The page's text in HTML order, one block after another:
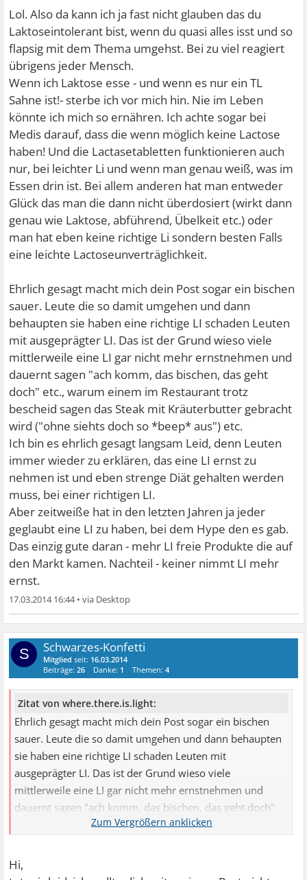
muss natürlich jeder selbst für sich entscheiden. Es gibt
mittlerweile ja auch Laktase zum kaufen, die man einfach
beim essen einwirft. Hilft wirklich gut.
Lol. Also da kann ich ja fast nicht glauben das du
Laktoseintolerant bist, wenn du quasi alles isst und so
flapsig mit dem Thema umgehst. Bei zu viel reagiert
übrigens jeder Mensch.
Wenn ich Laktose esse - und wenn es nur ein TL
Sahne ist!- sterbe ich vor mich hin. Nie im Leben
könnte ich mich so ernähren. Ich achte sogar bei
Medis darauf, dass die wenn möglich keine Lactose
haben! Und die Lactasetabletten funktionieren auch
nur, bei leichter Li und wenn man genau weiß, was im
Essen drin ist. Bei allem anderen hat man entweder
Glück das man die dann nicht überdosiert (wirkt dann
genau wie Laktose, abführend, Übelkeit etc.) oder
man hat eben keine richtige Li sondern besten Falls
eine leichte Lactoseunverträglichkeit.
Ehrlich gesagt macht mich dein Post sogar ein bischen
sauer. Leute die so damit umgehen und dann
behaupten sie haben eine richtige LI schaden Leuten
mit ausgeprägter LI. Das ist der Grund wieso viele
mittlerweile eine LI gar nicht mehr ernstnehmen und
dauernt sagen "ach komm, das bischen, das geht
doch" etc., warum einem im Restaurant trotz
bescheid sagen das Steak mit Kräuterbutter gebracht
wird ("ohne siehts doch so *beep* aus") etc.
Ich bin es ehrlich gesagt langsam Leid, denn Leuten
immer wieder zu erklären, das eine LI ernst zu
nehmen ist und eben strenge Diät gehalten werden
muss, bei einer richtigen LI.
Aber zeitweiße hat in den letzten Jahren ja jeder
geglaubt eine LI zu haben, bei dem Hype den es gab.
Das einzig gute daran - mehr LI freie Produkte die auf
den Markt kamen. Nachteil - keiner nimmt LI mehr
ernst.
17.03.2014 16:44•
S Schwarzes-Konfetti
Mitglied seit: 16.03.2014
Beiträge:26 Danke: 1 Themen:4
Zitat von where.there.is.light:
Ehrlich gesagt macht mich dein Post sogar ein bischen
sauer. Leute die so damit umgehen und dann behaupten
sie haben eine richtige LI schaden Leuten mit
ausgeprägter LI. Das ist der Grund wieso viele
mittlerweile eine LI gar nicht mehr ernstnehmen und
dauernt sagen "ach komm, das bischen, das geht doch"
etc., warum einem im Restaurant trotz bescheid sagen
doch so ausgezogen aus") etc.
Hi,